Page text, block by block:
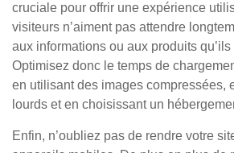
cruciale pour offrir une expérience
visiteurs n’aiment pas attendre
aux informations ou aux produits
Optimisez donc le temps de
en utilisant des images compressées,
lourds et en choisissant un
Enfin, n’oubliez pas de rendre votre